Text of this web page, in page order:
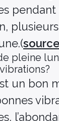
pendant
source
pleine
un bon